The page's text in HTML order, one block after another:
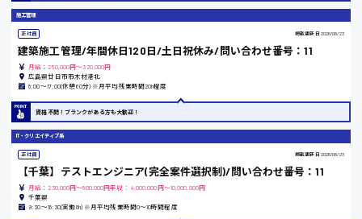
製造・軽作業・物流系
組立、加工
製造オペレーター
検品・包装・箱詰め
ピッキング・仕分け
軽作業
フォークリフト
介護・医療系
医師
介護職
広島市中区
広島市東区
広島市南区
時給1200円～
時給1300円～
施工管理
正社員 掲載更新日 2026/06/23
建築施工管理/年間休日120日/土日祝休み/問い合わせ番号：11
月給：250,000円～320,000円
広島県廿日市市木材港北
8:00〜17:00(休憩60分) ※月平均残業時間20h程度
資格不問！ブランクがある方も大歓迎！
IT・クリエイティブ系
正社員 掲載更新日 2026/06/23
【千葉】テストエンジニア(完全案件選択制)/問い合わせ番号：11
月給：230,000円～800,000円年収：4,000,000円～10,000,000円
千葉県
9:30〜18:30(実働8h) ※月平均残業時間0〜10時間程度